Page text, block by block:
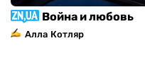
Война и любовь
Алла Котляр